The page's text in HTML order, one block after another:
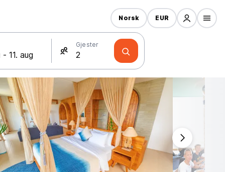
Gjester
Norsk EUR